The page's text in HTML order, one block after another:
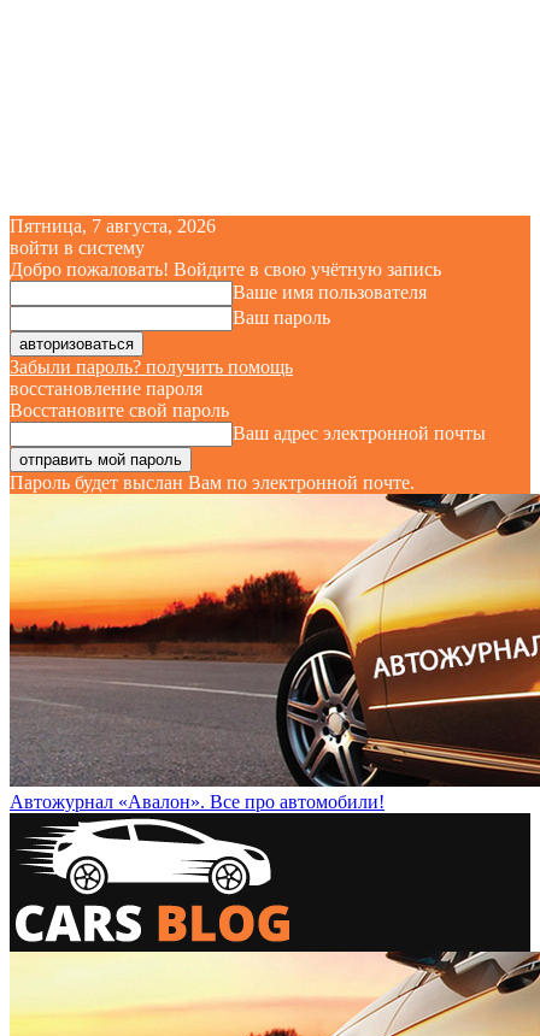
Пятница, 7 августа, 2026
войти в систему
Добро пожаловать! Войдите в свою учётную запись
Ваше имя пользователя
Ваш пароль
Забыли пароль? получить помощь
восстановление пароля
Восстановите свой пароль
Ваш адрес электронной почты
Пароль будет выслан Вам по электронной почте.
Автожурнал «Авалон». Все про автомобили!